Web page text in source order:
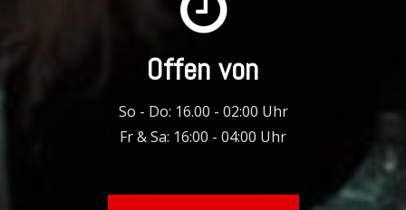
Offen von
So - Do: 16.00 - 02:00 Uhr
Fr & Sa: 16:00 - 04:00 Uhr